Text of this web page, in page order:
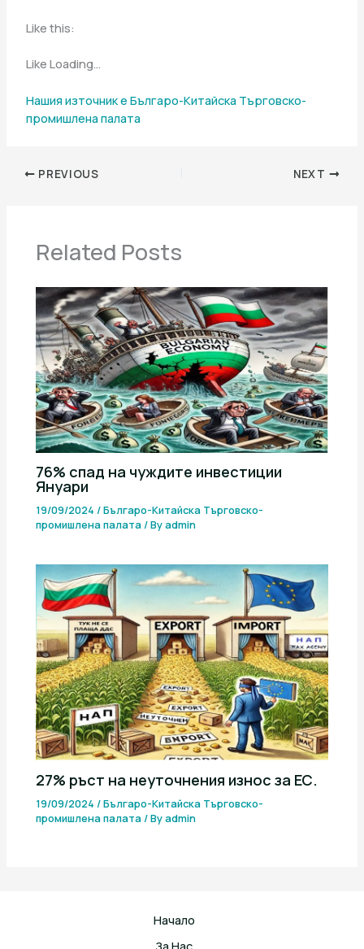
Like this:
Like Loading…
Нашия източник е Българо-Китайска Търговско-
промишлена палaта
PREVIOUS NEXT
Related Posts
76% спад на чуждите инвестиции
Януари
19/09/2024/Българо-Китайска Търговско-
промишлена палaта/ Byadmin
27% ръст на неуточнения износ за ЕС.
19/09/2024/Българо-Китайска Търговско-
промишлена палaта/ Byadmin
Начало
За Нас